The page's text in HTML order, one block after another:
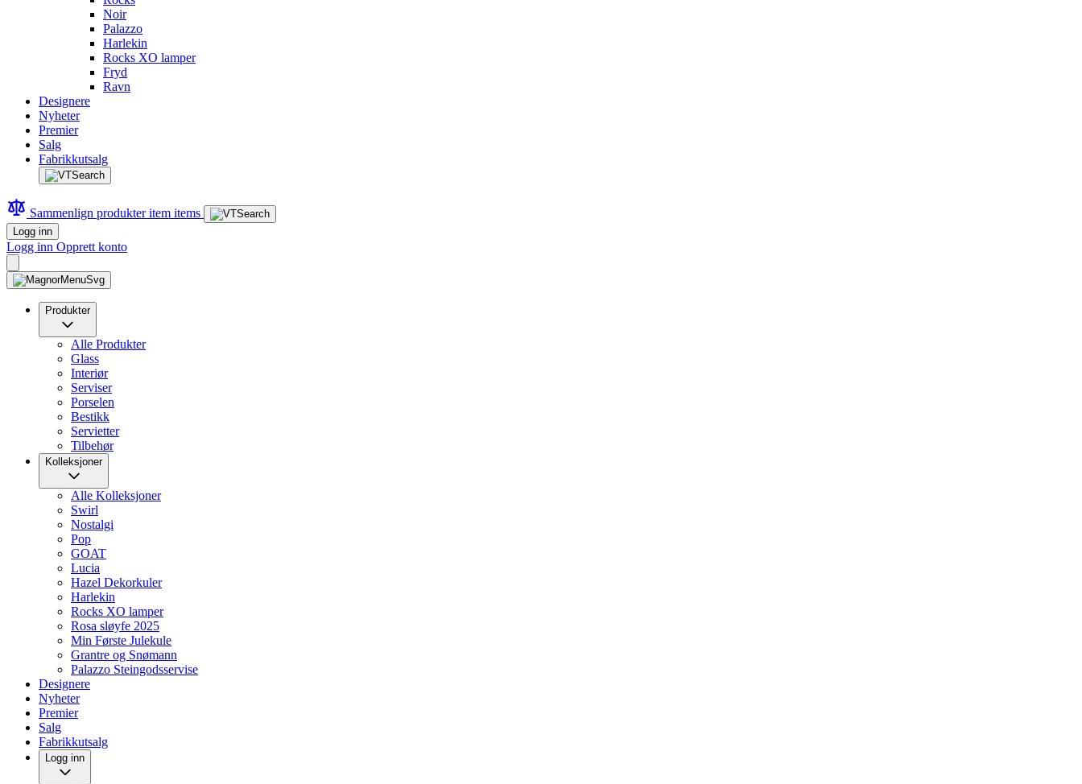
Noir
Palazzo
Harlekin
Rocks XO lamper
Fryd
Ravn
Designere
Nyheter
Premier
Salg
Fabrikkutsalg
Sammenlign produkteritem items
Logg inn
Logg inn Opprett konto
Produkter
Alle Produkter
Glass
Interiør
Serviser
Porselen
Bestikk
Servietter
Tilbehør
Kolleksjoner
Alle Kolleksjoner
Swirl
Nostalgi
Pop
GOAT
Lucia
Hazel Dekorkuler
Harlekin
Rocks XO lamper
Rosa sløyfe 2025
Min Første Julekule
Grantre og Snømann
Palazzo Steingodsservise
Designere
Nyheter
Premier
Salg
Fabrikkutsalg
Logg inn